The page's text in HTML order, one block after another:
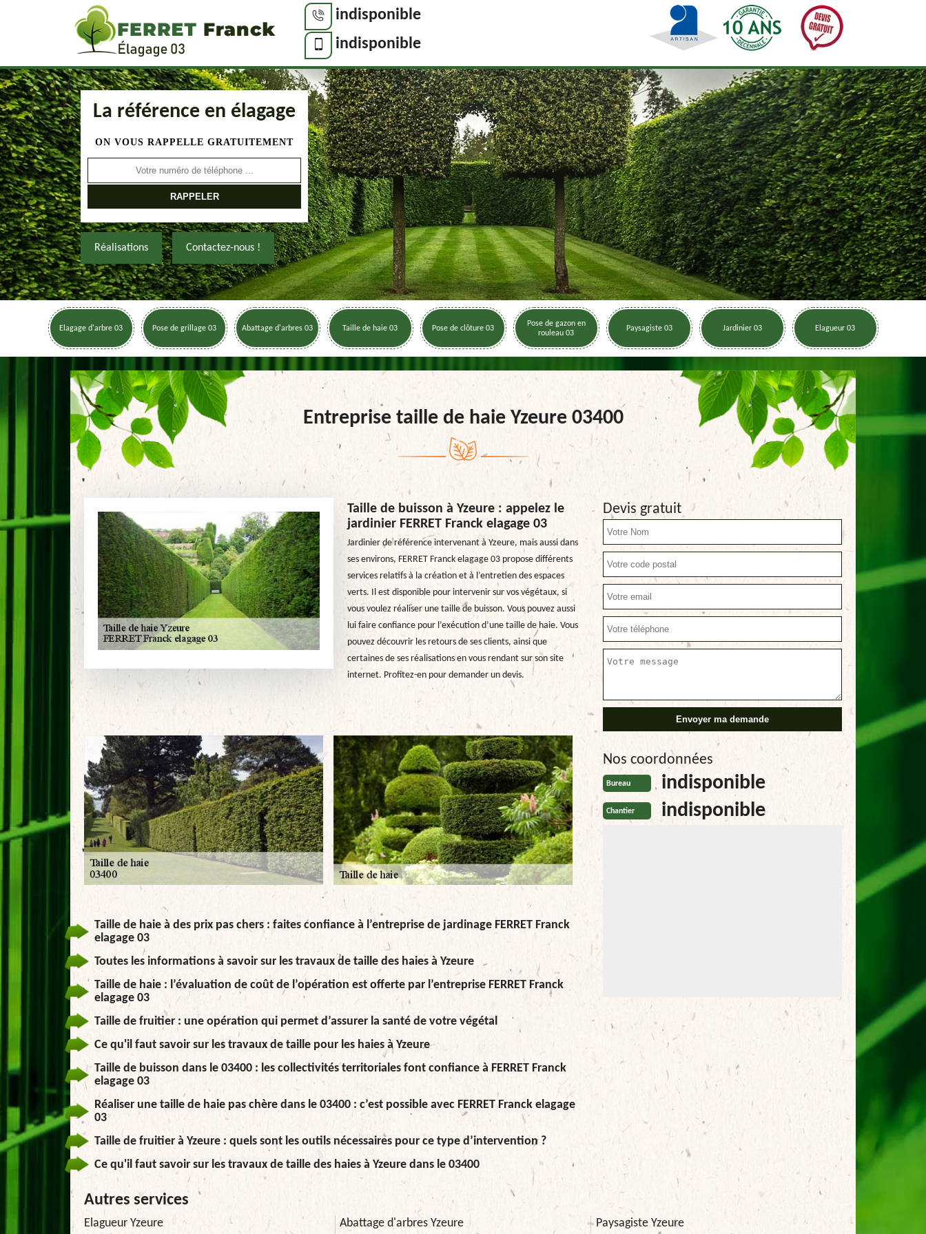
indisponible
indisponible
La référence en élagage
ON VOUS RAPPELLE GRATUITEMENT
Réalisations Contactez-nous !
Elagage d'arbre 03 Pose de grillage 03 Abattage d'arbres 03 Taille de haie 03 Pose de clôture 03
Pose de gazon en
rouleau 03
Paysagiste 03 Jardinier 03 Elagueur 03
Entreprise taille de haie Yzeure 03400
Taille de buisson à Yzeure : appelez le
jardinier FERRET Franck elagage 03
Jardinier de référence intervenant à Yzeure, mais aussi dans
ses environs, FERRET Franck elagage 03 propose différents
services relatifs à la création et à l’entretien des espaces
verts. Il est disponible pour intervenir sur vos végétaux, si
vous voulez réaliser une taille de buisson. Vous pouvez aussi
lui faire confiance pour l’exécution d’une taille de haie. Vous
pouvez découvrir les retours de ses clients, ainsi que
certaines de ses réalisations en vous rendant sur son site
internet. Profitez-en pour demander un devis.
Taille de haie à des prix pas chers : faites confiance à l’entreprise de jardinage FERRET Franck
elagage 03
Toutes les informations à savoir sur les travaux de taille des haies à Yzeure
Taille de haie : l’évaluation de coût de l’opération est offerte par l’entreprise FERRET Franck
elagage 03
Taille de fruitier : une opération qui permet d’assurer la santé de votre végétal
Ce qu'il faut savoir sur les travaux de taille pour les haies à Yzeure
Taille de buisson dans le 03400 : les collectivités territoriales font confiance à FERRET Franck
elagage 03
Réaliser une taille de haie pas chère dans le 03400 : c’est possible avec FERRET Franck elagage
03
Taille de fruitier à Yzeure : quels sont les outils nécessaires pour ce type d’intervention ?
Ce qu'il faut savoir sur les travaux de taille des haies à Yzeure dans le 03400
Devis gratuit
Nos coordonnées
Bureau indisponible
Chantier indisponible
Autres services
Elagueur Yzeure
Abattage d'arbres Yzeure
Paysagiste Yzeure